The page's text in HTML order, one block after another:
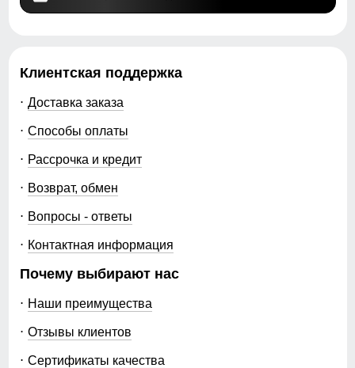
Клиентская поддержка
Доставка заказа
Способы оплаты
Рассрочка и кредит
Возврат, обмен
Вопросы - ответы
Контактная информация
Почему выбирают нас
Наши преимущества
Отзывы клиентов
Сертификаты качества